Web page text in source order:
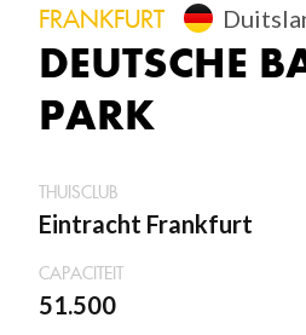
FRANKFURT
DEUTSCHE
PARK
THUISCLUB
Eintracht Frankfurt
CAPACITEIT
51.500